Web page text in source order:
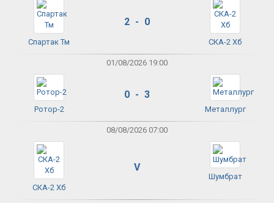
Спартак Тм
2 - 0
СКА-2 Хб
01/08/2026 19:00
Ротор-2
0 - 3
Металлург
08/08/2026 07:00
СКА-2 Хб
V
Шумбрат